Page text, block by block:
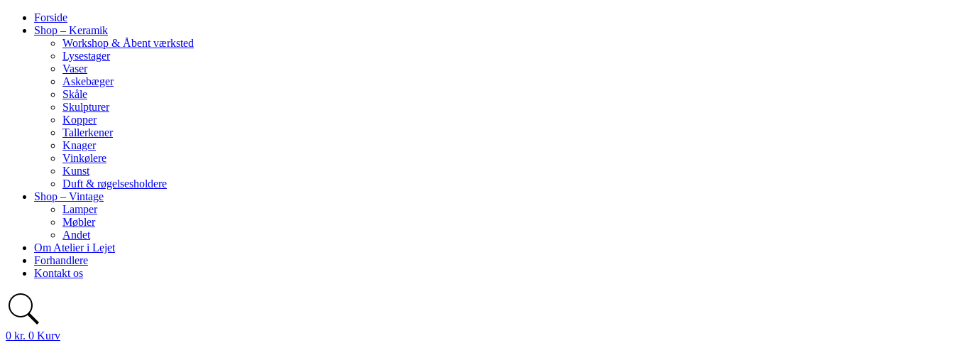
Forside
Shop – Keramik
Workshop & Åbent værksted
Lysestager
Vaser
Askebæger
Skåle
Skulpturer
Kopper
Tallerkener
Knager
Vinkølere
Kunst
Duft & røgelsesholdere
Shop – Vintage
Lamper
Møbler
Andet
Om Atelier i Lejet
Forhandlere
Kontakt os
0 kr. 0 Kurv